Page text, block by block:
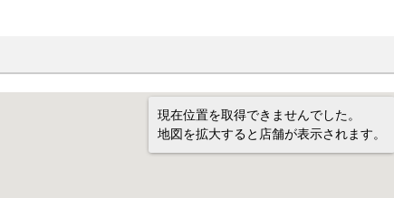
現在位置を取得できませんでした。
地図を拡大すると店舗が表示されます。